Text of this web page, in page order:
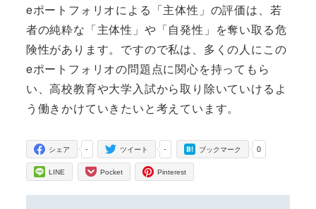
eポートフォリオによる「主体性」の評価は、若
者の純粋な「主体性」や「自発性」を奪い取る危
険性があります。ですので私は、多くの人にこの
eポートフォリオの問題点に関心を持ってもら
い、高校教育や大学入試から取り除いていけるよ
う働きかけていきたいと考えています。
-
シェア -
ツイート 0
ブックマーク
LINE Pocket Pinterest